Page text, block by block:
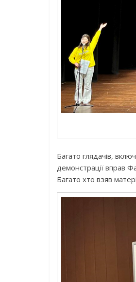
Багато глядачів,
демонстрації вправ
Багато хто взяв